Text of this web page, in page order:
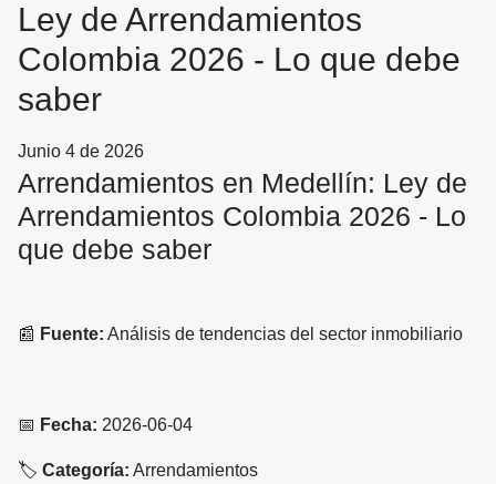
Ley de Arrendamientos
Colombia 2026 - Lo que debe
saber
Junio 4 de 2026
Arrendamientos en Medellín: Ley de
Arrendamientos Colombia 2026 - Lo
que debe saber
📰 Fuente: Análisis de tendencias del sector inmobiliario
📅 Fecha: 2026-06-04
🏷️ Categoría: Arrendamientos